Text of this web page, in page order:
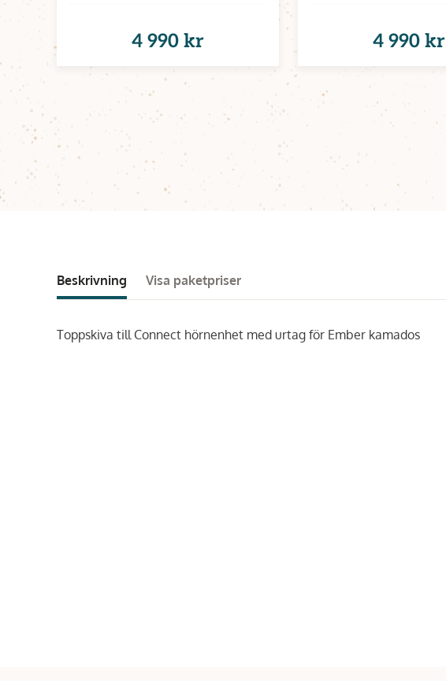
4 990 kr 4 990 kr
Beskrivning Visa paketpriser
Toppskiva till Connect hörnenhet med urtag för Ember kamados